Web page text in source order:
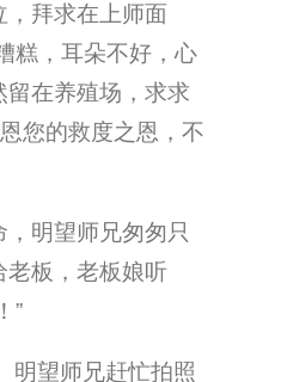
拜求在上师面
糕，耳朵不好，心
在养殖场，求求
您的救度之恩，不
明望师兄匆匆只
老板，老板娘听
”
明望师兄赶忙拍照